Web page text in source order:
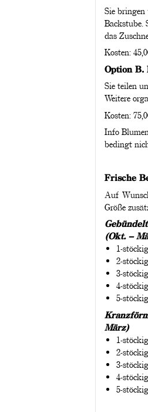
Sie bringen
Backstube.
das
Kosten:
Option B.
Sie teilen
Weitere
Kosten:
Info
bedingt
Frische
Auf
Größe
(Okt. –
1-
2-
3-
4-
5-
März)
1-
2-
3-
4-
5-